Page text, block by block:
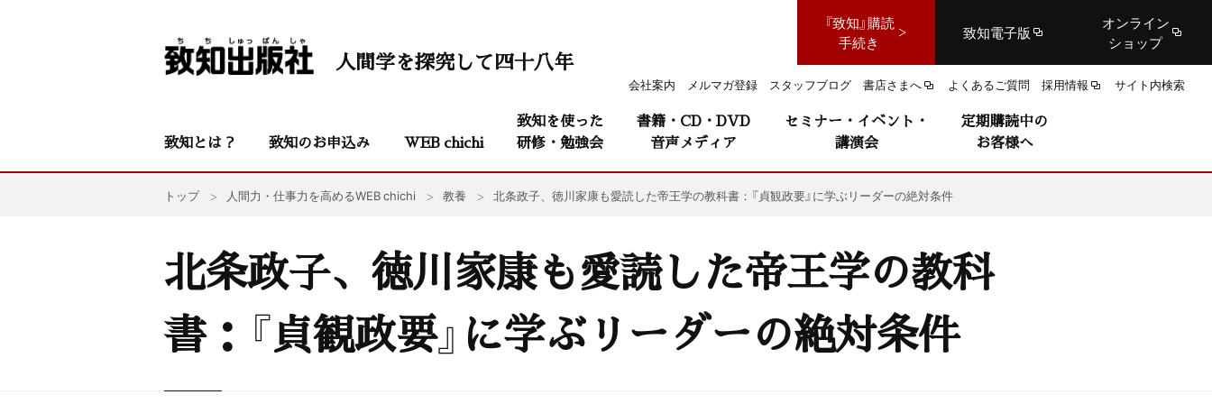
『致知』購読
手続き
致知電子版
オンライン
ショップ
会社案内 メルマガ登録 スタッフブログ 書店さまへ よくあるご質問 採用情報 サイト内検索
人間学を探究して四十八年
致知とは？ 致知のお申込み WEB chichi
致知を使った
研修・勉強会
書籍・CD・DVD
音声メディア
セミナー・イベント・
講演会
定期購読中の
お客様へ
トップ 人間力・仕事力を高めるWEB chichi 教養 北条政子、徳川家康も愛読した帝王学の教科書：『貞観政要』に学ぶリーダーの絶対条件
北条政子、徳川家康も愛読した帝王学の教科
書：『貞観政要』に学ぶリーダーの絶対条件